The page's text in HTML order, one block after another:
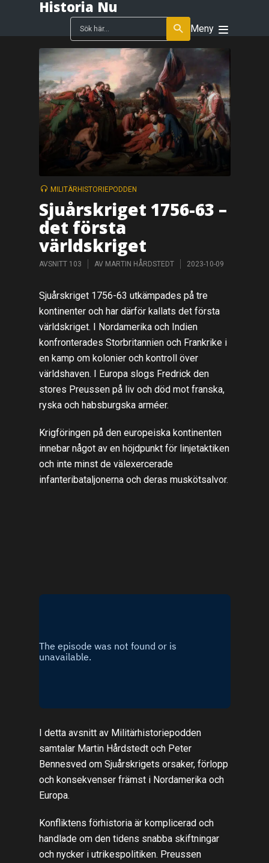
Historia Nu
Meny
MILITÄRHISTORIEPODDEN
Sjuårskriget 1756-63 –
det första
världskriget
AVSNITT 103 AV MARTIN HÅRDSTEDT 2023-10-09
Sjuårskriget 1756-63 utkämpades på tre
kontinenter och har därför kallats det första
världskriget. I Nordamerika och Indien
konfronterades Storbritannien och Frankrike i
en kamp om kolonier och kontroll över
världshaven. I Europa slogs Fredrick den
stores Preussen på liv och död mot franska,
ryska och habsburgska arméer.
Krigföringen på den europeiska kontinenten
innebar något av en höjdpunkt för linjetaktiken
och inte minst de välexercerade
infanteribataljonerna och deras muskötsalvor.
I detta avsnitt av Militärhistoriepodden
samtalar Martin Hårdstedt och Peter
Bennesved om Sjuårskrigets orsaker, förlopp
och konsekvenser främst i Nordamerika och
Europa.
Konfliktens förhistoria är komplicerad och
handlade om den tidens snabba skiftningar
och nycker i utrikespolitiken. Preussen